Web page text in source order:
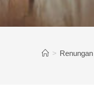
> Renungan